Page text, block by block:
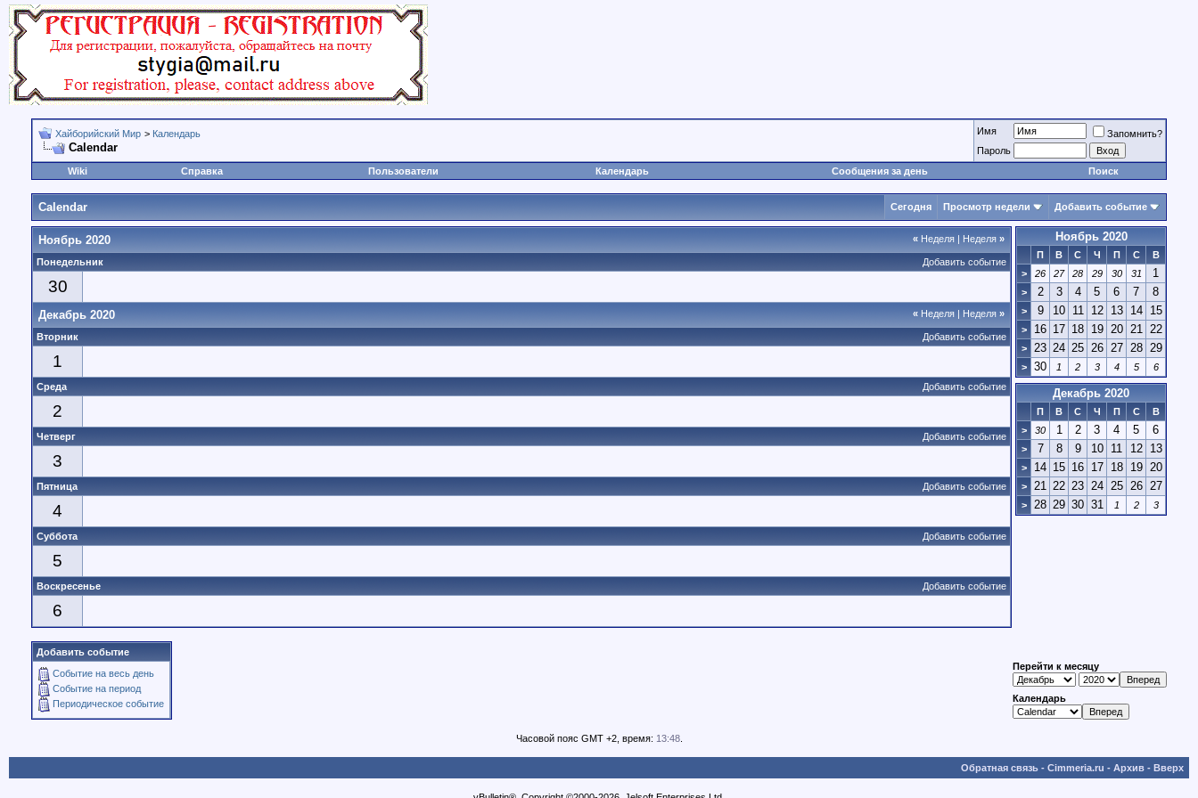
Хайборийский Мир > Календарь
Calendar
Имя
Запомнить?
Пароль
Wiki
Справка Пользователи Календарь Сообщения за день Поиск
Calendar Сегодня Просмотр недели Добавить событие
« Неделя | Неделя »
Ноябрь 2020
Добавить событие
Понедельник
30
« Неделя | Неделя »
Декабрь 2020
Добавить событие
Вторник
1
Добавить событие
Среда
2
Добавить событие
Четверг
3
Добавить событие
Пятница
4
Добавить событие
Суббота
5
Добавить событие
Воскресенье
6
Ноябрь 2020
П В С Ч П С
В
>
26 27 28 29 30 31 1
> 2 3 4 5 6 7 8
> 9 10 11 12 13 14 15
> 16 17 18 19 20 21 22
> 23 24 25 26 27 28 29
> 30 1 2 3 4 5 6
Декабрь 2020
П В С Ч П С
В
>
30 1 2 3 4 5 6
> 7 8 9 10 11 12 13
> 14 15 16 17 18 19 20
> 21 22 23 24 25 26 27
> 28 29 30 31 1 2 3
Добавить событие
Событие на весь день
Событие на период
Периодическое событие
Перейти к месяцу
Календарь
Часовой пояс GMT +2, время: 13:48.
Обратная связь - Cimmeria.ru - Архив - Вверх